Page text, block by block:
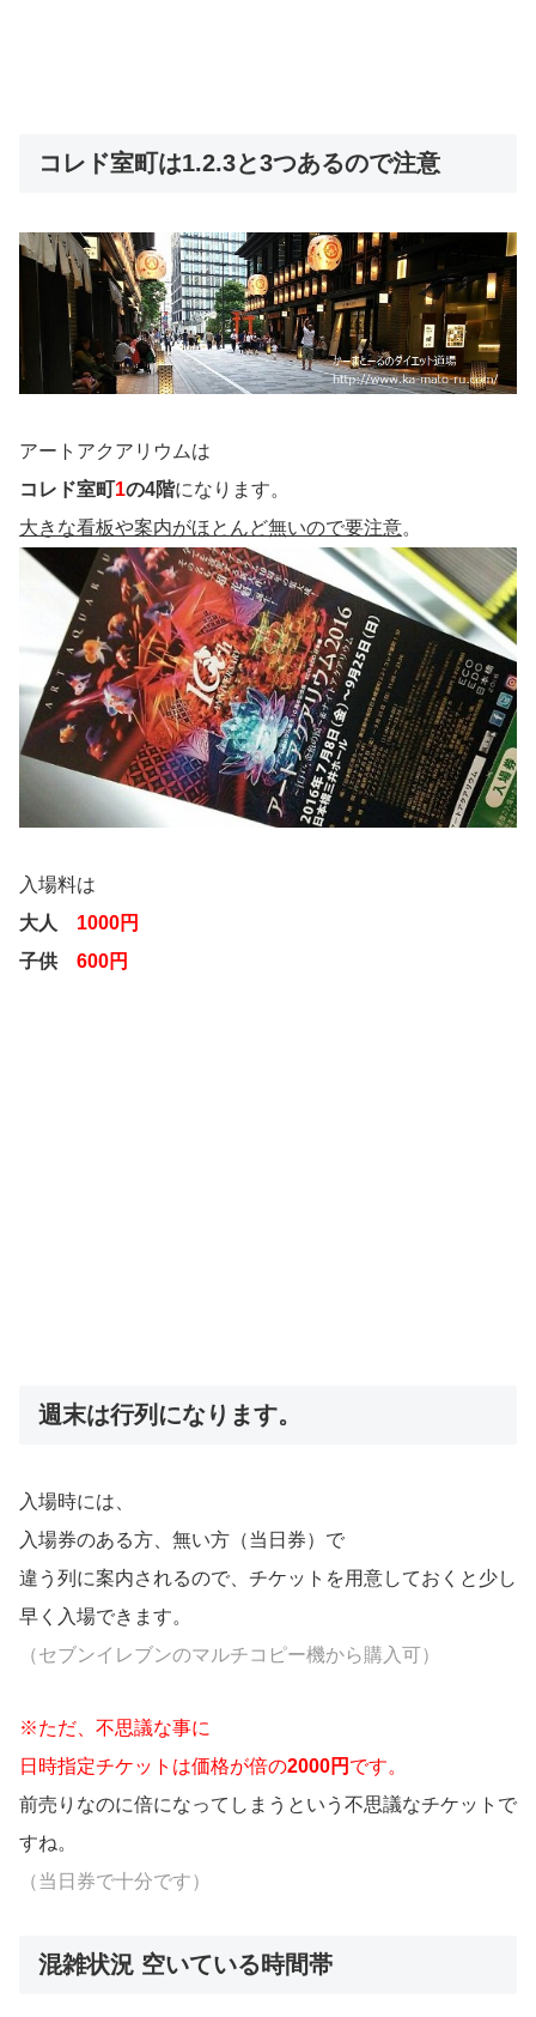
コレド室町は1.2.3と3つあるので注意
アートアクアリウムは
コレド室町1の4階になります。
大きな看板や案内がほとんど無いので要注意。
入場料は
大人 1000円
子供 600円
週末は行列になります。
入場時には、
入場券のある方、無い方（当日券）で
違う列に案内されるので、チケットを用意しておくと少し
早く入場できます。
（セブンイレブンのマルチコピー機から購入可）
※ただ、不思議な事に
日時指定チケットは価格が倍の2000円 です。
前売りなのに倍になってしまうという不思議なチケットで
すね。
（当日券で十分です）
混雑状況 空いている時間帯